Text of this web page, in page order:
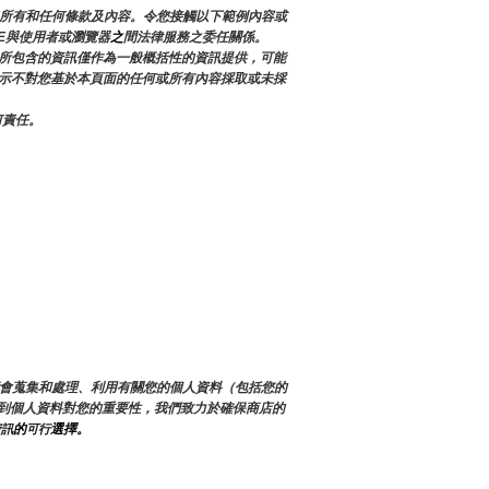
有和任何條款及內容。令您接觸以下範例內容或
與使用者或瀏覽器之間法律服務之委任關係。
包含的資訊僅作為一般概括性的資訊提供，可能
不對您基於本頁面的任何或所有內容採取或未採
任。
蒐集和處理、利用有關您的個人資料（包括您的
個人資料對您的重要性，我們致力於確保商店的
的可行選擇。